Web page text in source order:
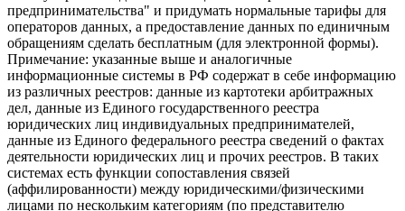
предпринимательства" и придумать нормальные тарифы для
операторов данных, а предоставление данных по единичным
обращениям сделать бесплатным (для электронной формы).
Примечание: указанные выше и аналогичные
информационные системы в РФ содержат в себе информацию
из различных реестров: данные из картотеки арбитражных
дел, данные из Единого государственного реестра
юридических лиц индивидуальных предпринимателей,
данные из Единого федерального реестра сведений о фактах
деятельности юридических лиц и прочих реестров. В таких
системах есть функции сопоставления связей
(аффилированности) между юридическими/физическими
лицами по нескольким категориям (по представителю